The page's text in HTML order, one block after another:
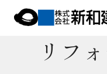
リフ